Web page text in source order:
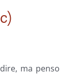
ma penso